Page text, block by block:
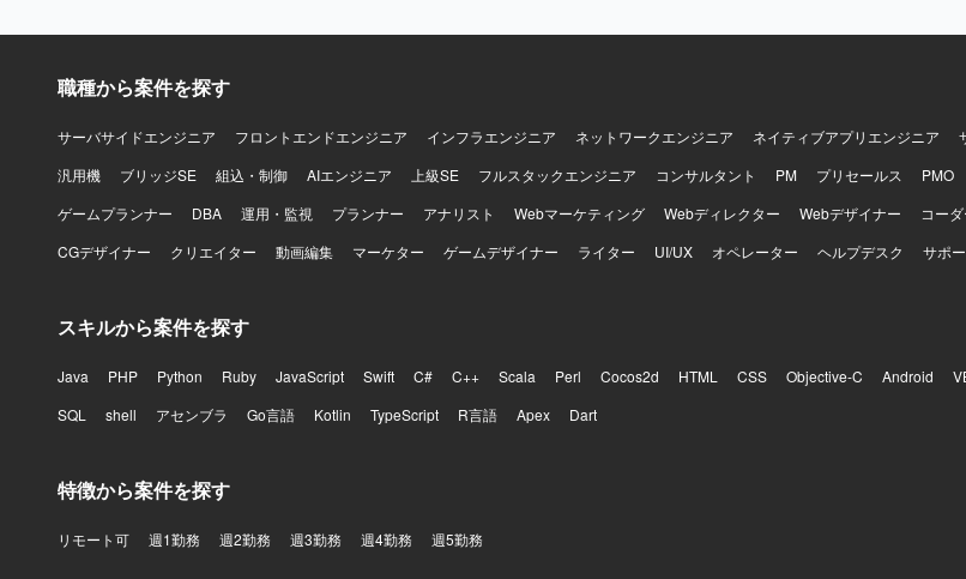
職種から案件を探す
サーバサイドエンジニア フロントエンドエンジニア インフラエンジニア ネットワークエンジニア ネイティブアプリエンジニア
汎用機
ブリッジSE 組込・制御 AIエンジニア 上級SE フルスタックエンジニア コンサルタント PM プリセールス PMO
ゲームプランナー
DBA 運用・監視 プランナー アナリスト Webマーケティング Webディレクター Webデザイナー コー
CGデザイナー
クリエイター 動画編集 マーケター ゲームデザイナー ライター UI/UX オペレーター ヘルプデスク サポ
スキルから案件を探す
Java PHP Python Ruby JavaScript Swift C# C++ Scala Perl Cocos2d HTML CSS Objective-C Android
SQL
shell アセンブラ Go言語 Kotlin TypeScript R言語 Apex Dart
特徴から案件を探す
リモート可 週1勤務 週2勤務 週3勤務 週4勤務 週5勤務